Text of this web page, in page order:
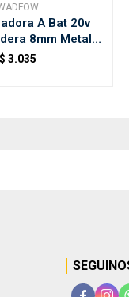
A Bat 20v
8mm Metal
Wadfow
$ 3.035